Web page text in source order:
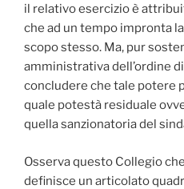
il relativo esercizio è
che ad un tempo impronta
scopo stesso. Ma, pur
amministrativa dell’ordine
concludere che tale potere
quale potestà residuale
quella sanzionatoria del
Osserva questo Collegio
definisce un articolato